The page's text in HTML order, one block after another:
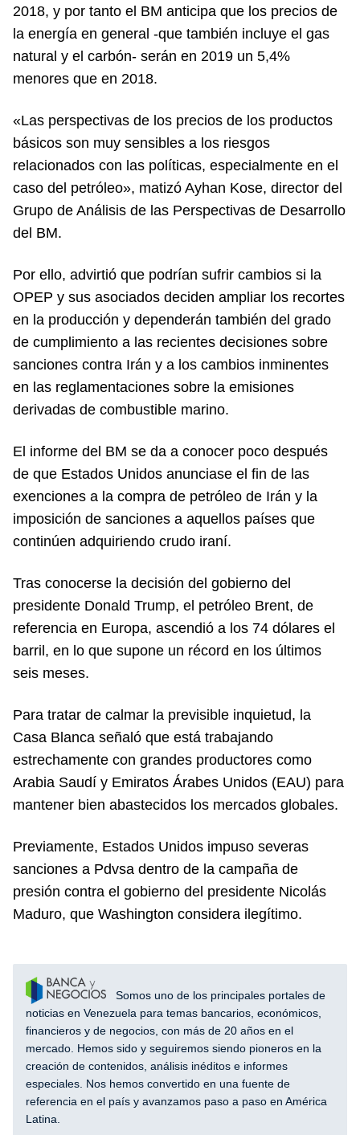
2018, y por tanto el BM anticipa que los precios de
la energía en general -que también incluye el gas
natural y el carbón- serán en 2019 un 5,4%
menores que en 2018.
«Las perspectivas de los precios de los productos
básicos son muy sensibles a los riesgos
relacionados con las políticas, especialmente en el
caso del petróleo», matizó Ayhan Kose, director del
Grupo de Análisis de las Perspectivas de Desarrollo
del BM.
Por ello, advirtió que podrían sufrir cambios si la
OPEP y sus asociados deciden ampliar los recortes
en la producción y dependerán también del grado
de cumplimiento a las recientes decisiones sobre
sanciones contra Irán y a los cambios inminentes
en las reglamentaciones sobre la emisiones
derivadas de combustible marino.
El informe del BM se da a conocer poco después
de que Estados Unidos anunciase el fin de las
exenciones a la compra de petróleo de Irán y la
imposición de sanciones a aquellos países que
continúen adquiriendo crudo iraní.
Tras conocerse la decisión del gobierno del
presidente Donald Trump, el petróleo Brent, de
referencia en Europa, ascendió a los 74 dólares el
barril, en lo que supone un récord en los últimos
seis meses.
Para tratar de calmar la previsible inquietud, la
Casa Blanca señaló que está trabajando
estrechamente con grandes productores como
Arabia Saudí y Emiratos Árabes Unidos (EAU) para
mantener bien abastecidos los mercados globales.
Previamente, Estados Unidos impuso severas
sanciones a Pdvsa dentro de la campaña de
presión contra el gobierno del presidente Nicolás
Maduro, que Washington considera ilegítimo.
Somos uno de los principales portales de
noticias en Venezuela para temas bancarios, económicos,
financieros y de negocios, con más de 20 años en el
mercado. Hemos sido y seguiremos siendo pioneros en la
creación de contenidos, análisis inéditos e informes
especiales. Nos hemos convertido en una fuente de
referencia en el país y avanzamos paso a paso en América
Latina.